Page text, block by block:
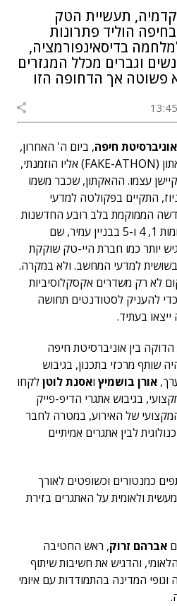
תעשיית הטק
הוליד פתרונות
למלחמה בדיסאינפורמציה,
וגברים מכלל המגזרים
פשוטה אך הדחופה הזו
אוניברסיטת חיפה, ביום ה' האחרון,
כדי לסקר את אירוע ה-פייקאתון (FAKE-ATHON) אליו הוזמנתי,
עצמו. ההאקתון, שכבר משמו
התקיים בפקולטה למדעי
הממוקמת בלב רובע החדשנות
בעיר התחתית של חיפה. בקומות 1, 4 ו-5 בבניין עמיר, שם
יותר כמו חברת היי-טק שוקקת
למדעי המחשב. ולא במקרה.
לא רק משדרים אקסקלוסיביות
כדי להעניק לסטודנטים תחושה
בעתיד.
בין אוניברסיטת חיפה
שותף מרכזי בתכנון, בגיבוש
אורן בושמיץ ואסנת לוטןלקחו
בגיבוש אתגרי הדיפ-פייק
של האירוע, במטרה לחבר
לבין אתגרים אמיתיים
כמנטורים וכשופטים לאורך
מעשית ולאומית על האתגרים בזירת
אברהם זרוק, ראש החטיבה
והדגיש את חשיבות שיתוף
המדינה בהתמודדות עם איומי